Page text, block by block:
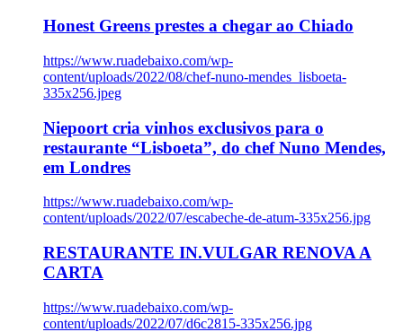
Honest Greens prestes a chegar ao Chiado
https://www.ruadebaixo.com/wp-
content/uploads/2022/08/chef-nuno-mendes_lisboeta-
335x256.jpeg
Niepoort cria vinhos exclusivos para o
restaurante “Lisboeta”, do chef Nuno Mendes,
em Londres
https://www.ruadebaixo.com/wp-
content/uploads/2022/07/escabeche-de-atum-335x256.jpg
RESTAURANTE IN.VULGAR RENOVA A
CARTA
https://www.ruadebaixo.com/wp-
content/uploads/2022/07/d6c2815-335x256.jpg